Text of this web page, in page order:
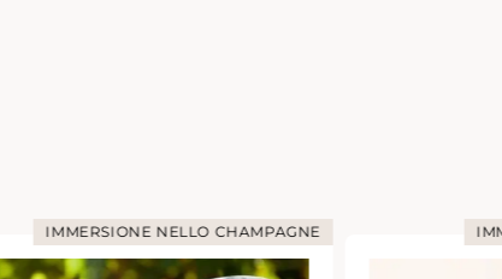
IMMERSIONE NELLO CHAMPAGNE